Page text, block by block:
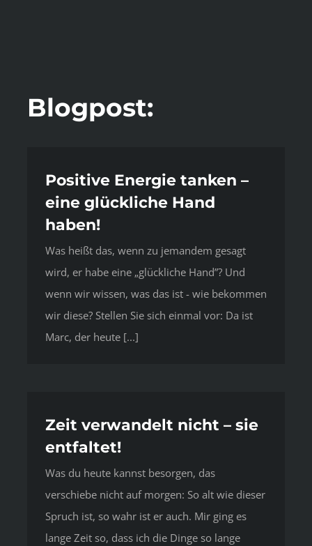
Blogpost:
Positive Energie tanken –
eine glückliche Hand
haben!
Was heißt das, wenn zu jemandem gesagt
wird, er habe eine „glückliche Hand”? Und
wenn wir wissen, was das ist - wie bekommen
wir diese? Stellen Sie sich einmal vor: Da ist
Marc, der heute [...]
Zeit verwandelt nicht – sie
entfaltet!
Was du heute kannst besorgen, das
verschiebe nicht auf morgen: So alt wie dieser
Spruch ist, so wahr ist er auch. Mir ging es
lange Zeit so, dass ich die Dinge so lange